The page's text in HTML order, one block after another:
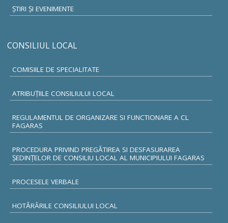
ŞTIRI ŞI EVENIMENTE
CONSILIUL LOCAL
COMISIILE DE SPECIALITATE
ATRIBUŢIILE CONSILIULUI LOCAL
REGULAMENTUL DE ORGANIZARE SI FUNCTIONARE A CL
FAGARAS
PROCEDURA PRIVIND PREGĂTIREA SI DESFASURAREA
ȘEDINȚELOR DE CONSILIU LOCAL AL MUNICIPIULUI FAGARAS
PROCESELE VERBALE
HOTĂRÂRILE CONSILIULUI LOCAL